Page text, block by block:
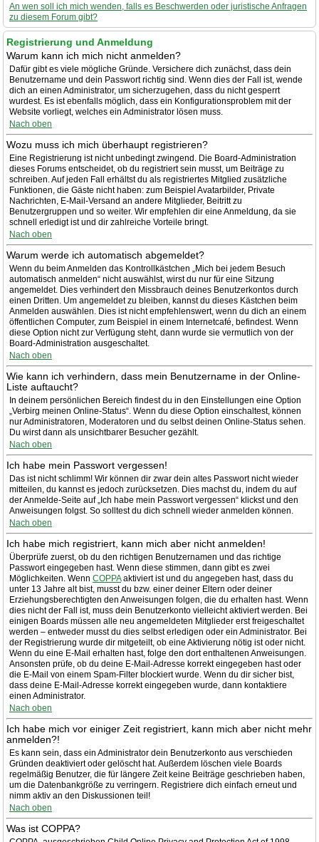
An wen soll ich mich wenden, falls es Beschwerden oder juristische Anfragen
zu diesem Forum gibt?
Registrierung und Anmeldung
Warum kann ich mich nicht anmelden?
Dafür gibt es viele mögliche Gründe. Versichere dich zunächst, dass dein
Benutzername und dein Passwort richtig sind. Wenn dies der Fall ist, wende
dich an einen Administrator, um sicherzugehen, dass du nicht gesperrt
wurdest. Es ist ebenfalls möglich, dass ein Konfigurationsproblem mit der
Website vorliegt, welches ein Administrator lösen muss.
Nach oben
Wozu muss ich mich überhaupt registrieren?
Eine Registrierung ist nicht unbedingt zwingend. Die Board-Administration
dieses Forums entscheidet, ob du registriert sein musst, um Beiträge zu
schreiben. Auf jeden Fall erhältst du als registriertes Mitglied zusätzliche
Funktionen, die Gäste nicht haben: zum Beispiel Avatarbilder, Private
Nachrichten, E-Mail-Versand an andere Mitglieder, Beitritt zu
Benutzergruppen und so weiter. Wir empfehlen dir eine Anmeldung, da sie
schnell erledigt ist und dir zahlreiche Vorteile bringt.
Nach oben
Warum werde ich automatisch abgemeldet?
Wenn du beim Anmelden das Kontrollkästchen „Mich bei jedem Besuch
automatisch anmelden“ nicht auswählst, wirst du nur für eine Sitzung
angemeldet. Dies verhindert den Missbrauch deines Benutzerkontos durch
einen Dritten. Um angemeldet zu bleiben, kannst du dieses Kästchen beim
Anmelden auswählen. Dies ist nicht empfehlenswert, wenn du dich an einem
öffentlichen Computer, zum Beispiel in einem Internetcafé, befindest. Wenn
diese Option nicht zur Verfügung steht, dann wurde sie vermutlich von der
Board-Administration ausgeschaltet.
Nach oben
Wie kann ich verhindern, dass mein Benutzername in der Online-
Liste auftaucht?
In deinem persönlichen Bereich findest du in den Einstellungen eine Option
„Verbirg meinen Online-Status“. Wenn du diese Option einschaltest, können
nur Administratoren, Moderatoren und du selbst deinen Online-Status sehen.
Du wirst dann als unsichtbarer Besucher gezählt.
Nach oben
Ich habe mein Passwort vergessen!
Das ist nicht schlimm! Wir können dir zwar dein altes Passwort nicht wieder
mitteilen, du kannst es jedoch zurücksetzen. Dies machst du, indem du auf
der Anmelde-Seite auf „Ich habe mein Passwort vergessen“ klickst und den
Anweisungen folgst. So solltest du dich schnell wieder anmelden können.
Nach oben
Ich habe mich registriert, kann mich aber nicht anmelden!
Überprüfe zuerst, ob du den richtigen Benutzernamen und das richtige
Passwort eingegeben hast. Wenn diese stimmen, dann gibt es zwei
Möglichkeiten. Wenn COPPAaktiviert ist und du angegeben hast, dass du
unter 13 Jahre alt bist, musst du bzw. einer deiner Eltern oder deiner
Erziehungsberechtigten den Anweisungen folgen, die du erhalten hast. Wenn
dies nicht der Fall ist, muss dein Benutzerkonto vielleicht aktiviert werden. Bei
einigen Boards müssen alle neu angemeldeten Mitglieder erst freigeschaltet
werden – entweder musst du dies selbst erledigen oder ein Administrator. Bei
der Registrierung wurde dir mitgeteilt, ob eine Aktivierung nötig ist oder nicht.
Wenn du eine E-Mail erhalten hast, folge den dort enthaltenen Anweisungen.
Ansonsten prüfe, ob du deine E-Mail-Adresse korrekt eingegeben hast oder
die E-Mail von einem Spam-Filter blockiert wurde. Wenn du dir sicher bist,
dass deine E-Mail-Adresse korrekt eingegeben wurde, dann kontaktiere
einen Administrator.
Nach oben
Ich habe mich vor einiger Zeit registriert, kann mich aber nicht mehr
anmelden?!
Es kann sein, dass ein Administrator dein Benutzerkonto aus verschieden
Gründen deaktiviert oder gelöscht hat. Außerdem löschen viele Boards
regelmäßig Benutzer, die für längere Zeit keine Beiträge geschrieben haben,
um die Datenbankgröße zu verringern. Registriere dich einfach erneut und
nimm aktiv an den Diskussionen teil!
Nach oben
Was ist COPPA?